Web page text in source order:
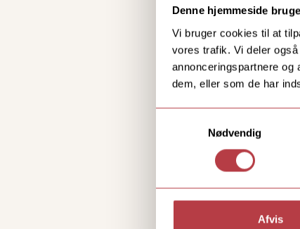
Denne hjemmeside
Vi bruger cookies til at
vores trafik. Vi deler
annonceringspartnere og
dem, eller som de har
Nødvendig
Afvis
it-